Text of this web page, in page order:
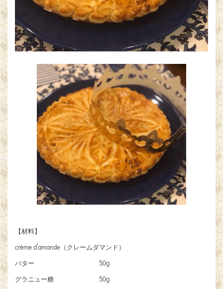
【材料】
crème d’amande（クレームダマンド）
バター 50g
グラニュー糖 50g